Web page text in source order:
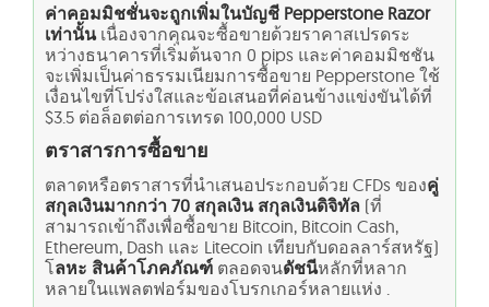
ค่าคอมมิชชั่นจะถูกเพิ่มในบัญชี Pepperstone Razor
เท่านั้นเนื่องจากคุณจะซื้อขายด้วยราคาสเปรดระ
หว่างธนาคารที่เริ่มต้นจาก 0 pips และค่าคอมมิชชัน
จะเพิ่มเป็นค่าธรรมเนียมการซื้อขาย Pepperstone ใช้
เงื่อนไขที่โปร่งใสและข้อเสนอที่ค่อนข้างแข่งขันได้ที่
$3.5 ต่อล็อตต่อการเทรด 100,000 USD
ตราสารการซื้อขาย
ตลาดหรือตราสารที่นำเสนอประกอบด้วย CFDs ของคู่
สกุลเงินมากกว่า 70 สกุลเงิน สกุลเงินดิจิทัล (ที่
สามารถเข้าถึงเพื่อซื้อขาย Bitcoin, Bitcoin Cash,
Ethereum, Dash และ Litecoin เทียบกับดอลลาร์สหรัฐ)
โลหะ สินค้าโภคภัณฑ์ ตลอดจนดัชนีหลักที่หลาก
หลายในแพลตฟอร์มของโบรกเกอร์หลายแห่ง .